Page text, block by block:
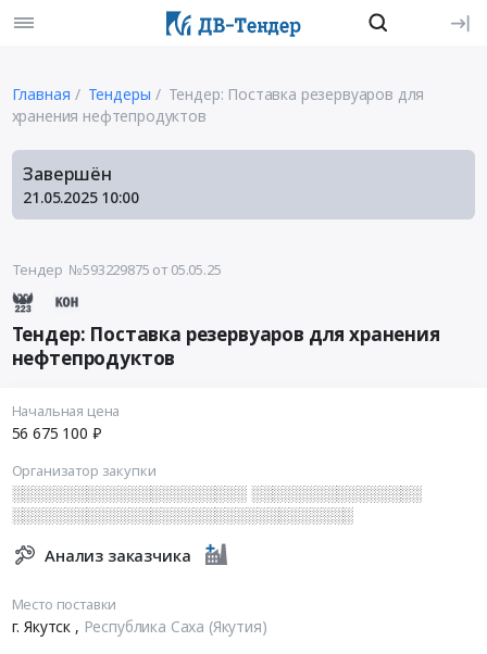
Главная Тендеры
Тендер: Поставка резервуаров для
хранения нефтепродуктов
Завершён
21.05.2025 10:00
Тендер №593229875 от 05.05.25
Тендер: Поставка резервуаров для хранения
нефтепродуктов
Начальная цена
56 675 100 ₽
Организатор закупки
░░░░░░░░░░░░░░░░░░░░░░ ░░░░░░░░░░░░░░░░
░░░░░░░░░░░░░░░░░░░░░░░░░░░░░░░░
Анализ заказчика
Место поставки
г. Якутск , Республика Саха (Якутия)